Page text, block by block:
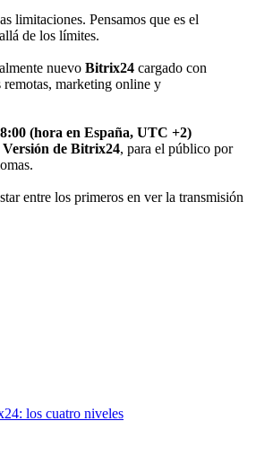
limitaciones. Pensamos que es el
de los límites.
nuevo Bitrix24 cargado con
remotas, marketing online y
(hora en España, UTC +2)
Versión de Bitrix24, para el público por
entre los primeros en ver la transmisión
los cuatro niveles